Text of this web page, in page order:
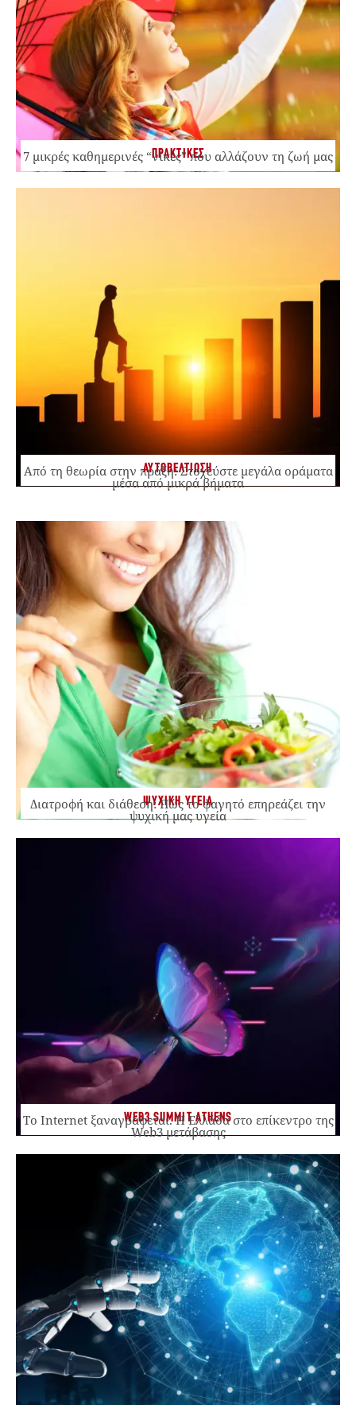
ΠΡΑΚΤΙΚΕΣ
7 μικρές καθημερινές “νίκες” που αλλάζουν τη ζωή μας
ΑΥΤΟΒΕΛΤΙΩΣΗ
Από τη θεωρία στην πράξη: Στοχεύστε μεγάλα οράματα
μέσα από μικρά βήματα
ΨΥΧΙΚΗ ΥΓΕΙΑ
Διατροφή και διάθεση: Πώς το φαγητό επηρεάζει την
ψυχική μας υγεία
WEB3 SUMMIT ATHENS
Το Internet ξαναγράφεται. Η Ελλάδα στο επίκεντρο της
Web3 μετάβασης